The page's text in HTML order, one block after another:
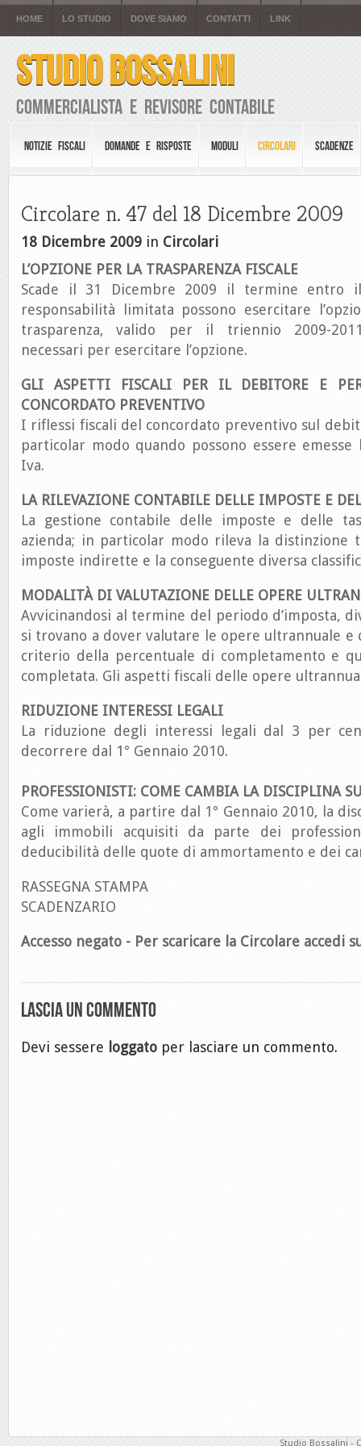
HOME LO STUDIO DOVE SIAMO CONTATTI LINK
STUDIO BOSSALINI
Commercialista e Revisore Contabile
NOTIZIE FISCALI DOMANDE E RISPOSTE MODULI CIRCOLARI SCADENZE
Circolare n. 47 del 18 Dicembre 2009
18 Dicembre 2009 in Circolari
L’OPZIONE PER LA TRASPARENZA FISCALE
Scade il 31 Dicembre 2009 il termine entro
responsabilità limitata possono esercitare
trasparenza, valido per il triennio 2009-
necessari per esercitare l’opzione.
GLI ASPETTI FISCALI PER IL DEBITORE E
CONCORDATO PREVENTIVO
I riflessi fiscali del concordato preventivo sul
particolar modo quando possono essere
Iva.
LA RILEVAZIONE CONTABILE DELLE IMPOSTE E
La gestione contabile delle imposte e delle
azienda; in particolar modo rileva la distinzione
imposte indirette e la conseguente diversa
MODALITÀ DI VALUTAZIONE DELLE OPERE
Avvicinandosi al termine del periodo d’imposta,
si trovano a dover valutare le opere ultrannuale
criterio della percentuale di completamento e
completata. Gli aspetti fiscali delle opere
RIDUZIONE INTERESSI LEGALI
La riduzione degli interessi legali dal 3 per
decorrere dal 1° Gennaio 2010.
PROFESSIONISTI: COME CAMBIA LA DISCIPLINA
Come varierà, a partire dal 1° Gennaio 2010, la
agli immobili acquisiti da parte dei
deducibilità delle quote di ammortamento e dei
RASSEGNA STAMPA
SCADENZARIO
Accesso negato - Per scaricare la Circolare accedi
Lascia un commento
Devi sessere loggato per lasciare un commento.
Studio Bossalini -